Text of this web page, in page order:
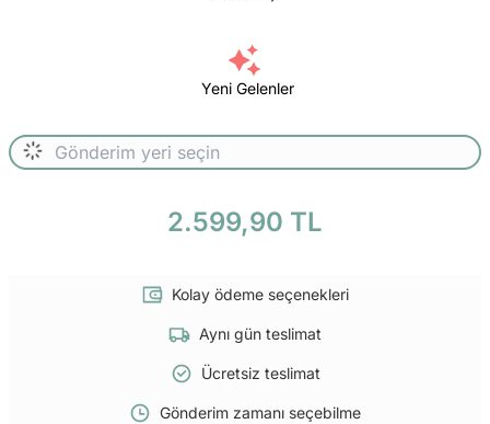
Yeni Gelenler
2.599,90 TL
Kolay ödeme seçenekleri
Aynı gün teslimat
Ücretsiz teslimat
Gönderim zamanı seçebilme